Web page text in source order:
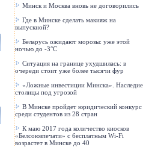
Минск и Москва вновь не договорились
Где в Минске сделать макияж на
выпускной?
Беларусь ожидают морозы: уже этой
ночью до -3°C
Ситуация на границе ухудшилась: в
очереди стоит уже более тысячи фур
«Ложные инвестиции Минска». Наследие
столицы под угрозой
В Минске пройдет юридический конкурс
среди студентов из 28 стран
К маю 2017 года количество киосков
«Белсоюзпечати» с бесплатным Wi-Fi
возрастет в Минске до 40